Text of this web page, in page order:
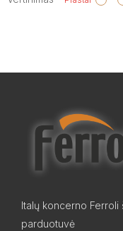
Italų koncerno
parduotuvė